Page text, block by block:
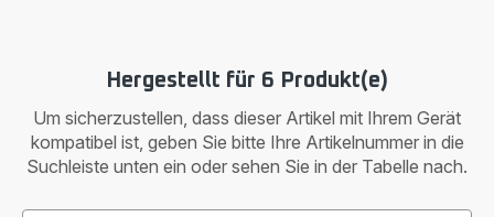
Hergestellt für 6 Produkt(e)
Um sicherzustellen, dass dieser Artikel mit Ihrem Gerät
kompatibel ist, geben Sie bitte Ihre Artikelnummer in die
Suchleiste unten ein oder sehen Sie in der Tabelle nach.